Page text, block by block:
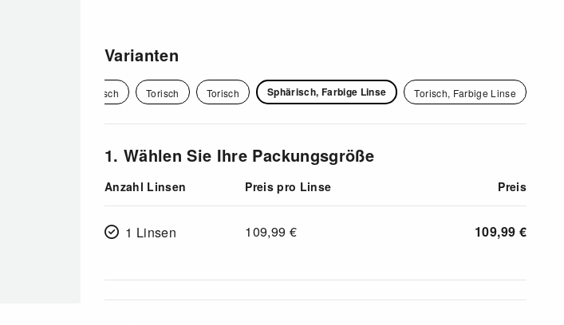
Varianten
Sphärisch Torisch Torisch Sphärisch, Farbige Linse Torisch, Farbige Linse
1. Wählen Sie Ihre Packungsgröße
Anzahl Linsen Preis pro Linse Preis
1 Linsen 109,99 € 109,99 €